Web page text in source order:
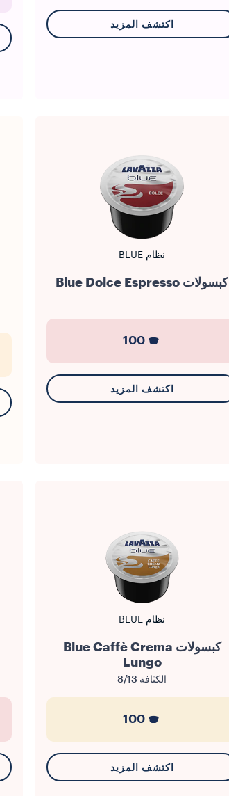
اكتشف المزيد
نظام BLUE
كبسولات Blue Dolce Espresso
100
اكتشف المزيد
نظام BLUE
كبسولات Blue Caffè Crema
Lungo
الكثافة 8/13
100
اكتشف المزيد